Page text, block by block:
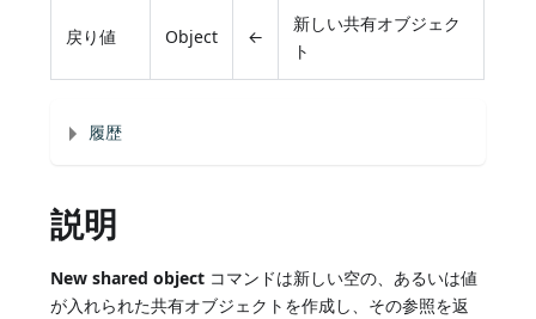
戻り値 Object ←
新しい共有オブジェク
ト
履歴
説明
New shared object コマンドは新しい空の、あるいは値
が入れられた共有オブジェクトを作成し、その参照を返